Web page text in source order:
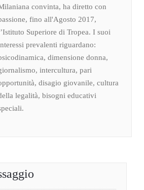
convinta, ha diretto con
fino all'Agosto 2017,
Superiore di Tropea. I suoi
prevalenti riguardano:
dimensione donna,
intercultura, pari
disagio giovanile, cultura
legalità, bisogni educativi